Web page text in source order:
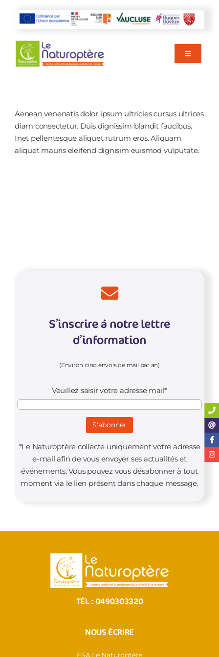
Toggle
AGENDA
VISITER
Aenean venenatis dolor ipsum ultricies cursus ultrices
diam consectetur. Duis dignissim blandit faucibus.
Inet pellentesque aliquet rutrum eros. Aliquam
aliquet mauris eleifend dignisim euismod vulputate.
S’inscrire à notre lettre
d’information
(Environ cinq envois de mail par an)
Veuillez saisir votre adresse mail*
*Le Naturoptère collecte uniquement votre adresse
e-mail afin de vous envoyer ses actualités et
événements. Vous pouvez vous désabonner à tout
moment via le lien présent dans chaque message.
TÉL : 0490303320
NOUS ÉCRIRE
ESA Le Naturoptère